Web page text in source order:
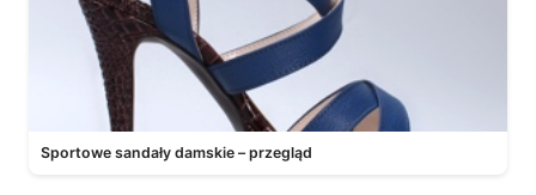
Sportowe sandały damskie – przegląd